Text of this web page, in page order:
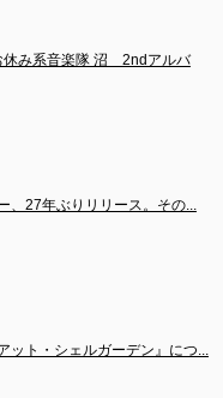
休み系音楽隊 沼　2ndアルバ
、27年ぶりリリース。その...
ット・シェルガーデン』につ...